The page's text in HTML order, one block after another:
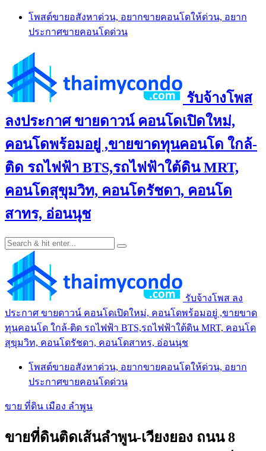
Skip
content
โพสต์ขายอสังหาด่วน, อยากขายคอนโดให้ด่วน, อยาก
ประกาศขายคอนโดด่วน
รับจ้างโพส
ลงประกาศ ขายดาวน์ คอนโดเปิดใหม่,
คอนโดพร้อมอยู่ ,ขายขาดทุนคอนโด ใกล้-
ติด รถไฟฟ้า BTS,รถไฟฟ้าใต้ดิน MRT,
คอนโดสุขุมวิท, คอนโดรัชดา, คอนโด
สาทร, อ่อนนุช
รับจ้างโพส ลง
ประกาศ ขายดาวน์ คอนโดเปิดใหม่, คอนโดพร้อมอยู่ ,ขายขาด
ทุนคอนโด ใกล้-ติด รถไฟฟ้า BTS,รถไฟฟ้าใต้ดิน MRT, คอนโด
สุขุมวิท, คอนโดรัชดา, คอนโดสาทร, อ่อนนุช
โพสต์ขายอสังหาด่วน, อยากขายคอนโดให้ด่วน, อยาก
ประกาศขายคอนโดด่วน
ขาย ที่ดิน เมือง ลำพูน
ขายที่ดินติดเส้นลำพูน-เวียงยอง ถนน 8